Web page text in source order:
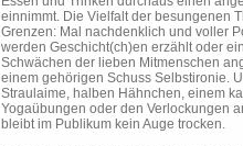
einnimmt. Die Vielfalt der besungenen
Grenzen: Mal nachdenklich und voller
werden Geschicht(ch)en erzählt oder
Schwächen der lieben Mitmenschen
einem gehörigen Schuss Selbstironie.
Straulaime, halben Hähnchen, einem
Yogaübungen oder den Verlockungen
bleibt im Publikum kein Auge trocken.